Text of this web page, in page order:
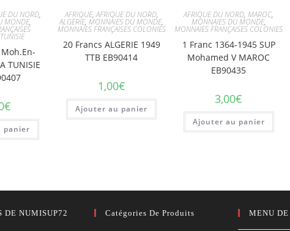
DU NORD,
MONDE,
TUNISIE
TUNISIE
€
panier
AFRIQUE,AFRIQUE DU NORD,
ALGERIE,MONNAIES DU MONDE,
MONNAIES FRANÇAISES COLONIES
20 Francs ALGERIE 1949
TTB EB90414
1,00€
Ajouter au panier
AFRIQUE DU NORD,MAROC,
MONNAIES DU MONDE,
MONNAIES FRANÇAISES COLONIES
1 Franc 1364-1945 SUP
Mohamed V MAROC
EB90435
3,00€
Ajouter au panier
DE NUMISUP72 Catégories De Produits MENU